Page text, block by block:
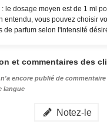
: le dosage moyen est de 1 ml
entendu, vous pouvez choisir
de parfum selon l'intensité
et commentaires des
encore publié de commentaire
langue
Notez-le